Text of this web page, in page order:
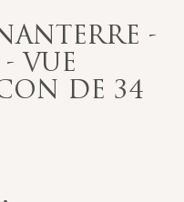
-
- VUE
DE 34